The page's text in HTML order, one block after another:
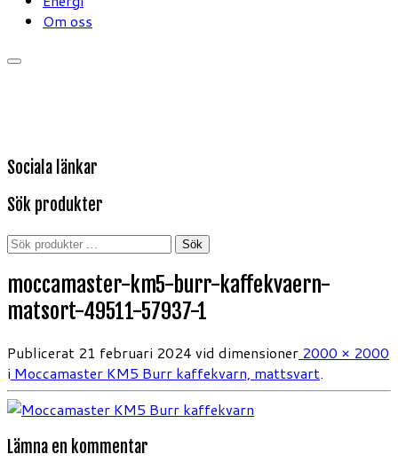
Om oss
Sociala länkar
Sök produkter
Sök
Sök
moccamaster-km5-burr-kaffekvaern-
matsort-49511-57937-1
Publicerat 21 februari 2024 vid dimensioner 2000 × 2000
i Moccamaster KM5 Burr kaffekvarn, mattsvart.
Lämna en kommentar